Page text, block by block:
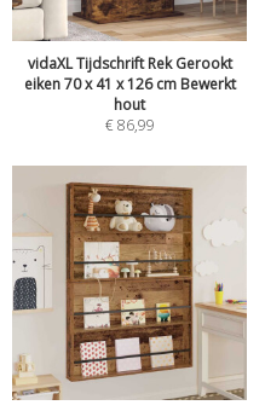
vidaXL Tijdschrift Rek Gerookt
eiken 70 x 41 x 126 cm Bewerkt
hout
€86,99